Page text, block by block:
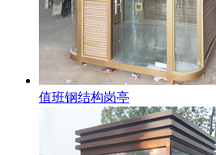
值班钢结构岗亭